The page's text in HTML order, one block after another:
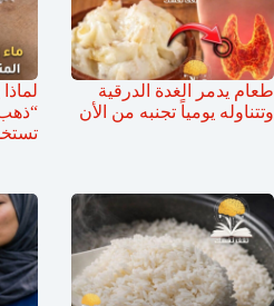
طعام يدمر الغدة الدرقية
وتتناوله يومياً تجنبه من الأن